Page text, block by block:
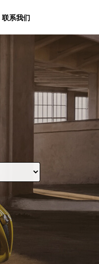
联系我们